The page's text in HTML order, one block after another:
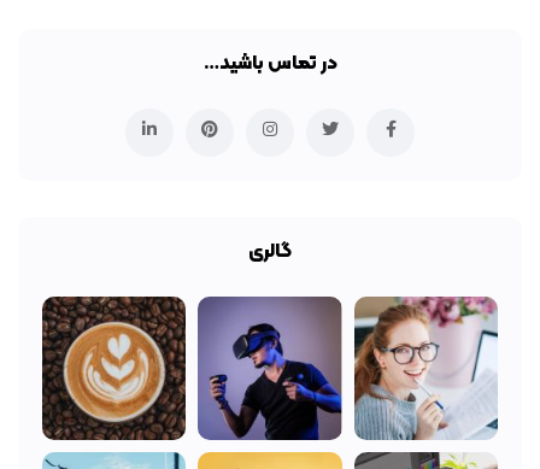
در تماس باشید…
گالری